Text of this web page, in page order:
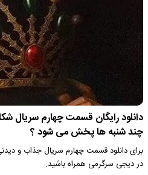
دانلود رایگان قسمت چهارم سریال
چند شنبه ها پخش می شود ؟
برای دانلود قسمت چهارم سریال جذاب و
در دیجی سرگرمی همراه باشید.